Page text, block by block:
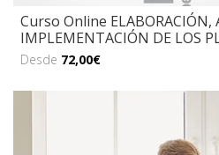
Curso Online ELABORACIÓN,
IMPLEMENTACIÓN DE LOS
Desde 72,00€